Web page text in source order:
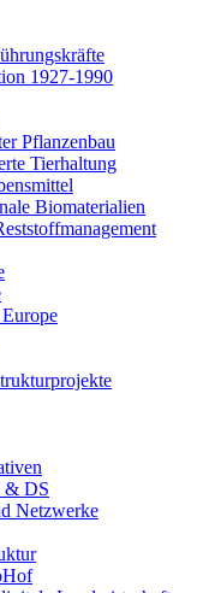
1927-1990
Pflanzenbau
Tierhaltung
Biomaterialien
& DS
Netzwerke